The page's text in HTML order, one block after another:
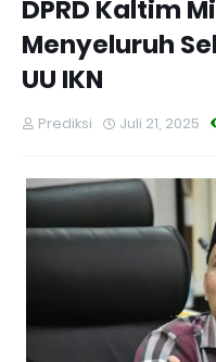
DPRD Kaltim
Menyeluruh
UU IKN
Prediksi Juli 21, 2025